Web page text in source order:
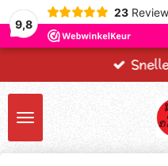
9,8
23